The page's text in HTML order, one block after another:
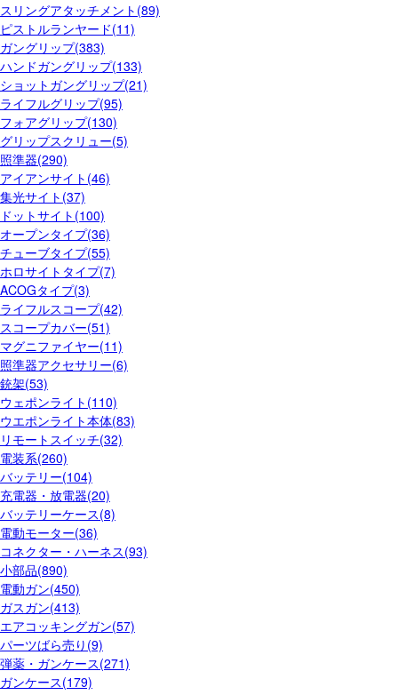
スリングアタッチメント(89)
ピストルランヤード(11)
ガングリップ(383)
ハンドガングリップ(133)
ショットガングリップ(21)
ライフルグリップ(95)
フォアグリップ(130)
グリップスクリュー(5)
照準器(290)
アイアンサイト(46)
集光サイト(37)
ドットサイト(100)
オープンタイプ(36)
チューブタイプ(55)
ホロサイトタイプ(7)
ACOGタイプ(3)
ライフルスコープ(42)
スコープカバー(51)
マグニファイヤー(11)
照準器アクセサリー(6)
銃架(53)
ウェポンライト(110)
ウエポンライト本体(83)
リモートスイッチ(32)
電装系(260)
バッテリー(104)
充電器・放電器(20)
バッテリーケース(8)
電動モーター(36)
コネクター・ハーネス(93)
小部品(890)
電動ガン(450)
ガスガン(413)
エアコッキングガン(57)
パーツばら売り(9)
弾薬・ガンケース(271)
ガンケース(179)